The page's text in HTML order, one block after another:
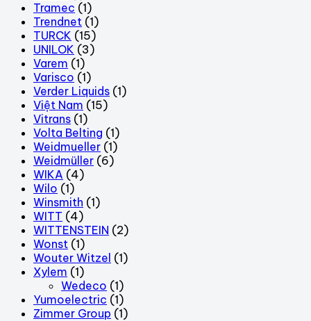
Tramec (1)
Trendnet (1)
TURCK (15)
UNILOK (3)
Varem (1)
Varisco (1)
Verder Liquids (1)
Việt Nam (15)
Vitrans (1)
Volta Belting (1)
Weidmueller (1)
Weidmüller (6)
WIKA (4)
Wilo (1)
Winsmith (1)
WITT (4)
WITTENSTEIN (2)
Wonst (1)
Wouter Witzel (1)
Xylem (1)
Wedeco (1)
Yumoelectric (1)
Zimmer Group (1)